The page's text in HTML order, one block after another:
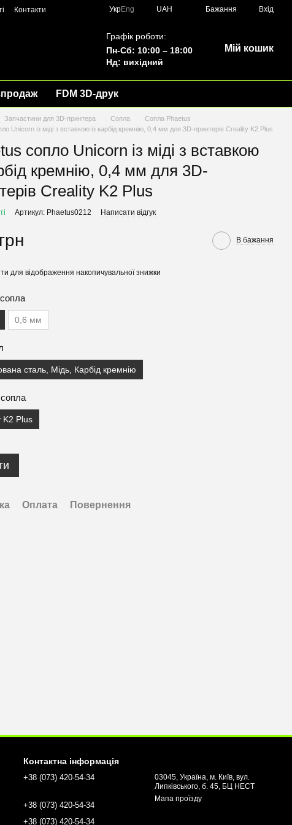
Контакти УкрEng UAH Бажання Вхід
Графік роботи:
Пн-Сб: 10:00 – 18:00
Нд: вихідний
Мій кошик
FDM 3D-друк
Запчастини для 3D-принтера Сопла
Сопла Phaetus
Unicorn із міді з вставкою із карбід кремнію, 0,4 мм для 3D-принтерів Creality K2 Plus
сопло Unicorn із міді з вставкою
кремнію, 0,4 мм для 3D-
Creality K2 Plus
Артикул: Phaetus0212 Написати відгук
В бажання
для відображення накопичувальної знижки
0,6 мм
сталь, Мідь, Карбід кремнію
K2 Plus
Оплата Повернення
Контактна інформація
+38 (073) 420-54-34
+38 (073) 420-54-34
+38 (073) 420-54-34
03045, Україна, м. Київ, вул.
Липківського, б. 45, БЦ НЕСТ
Мапа проїзду